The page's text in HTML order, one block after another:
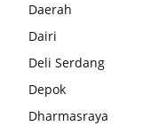
Daerah
Dairi
Deli Serdang
Depok
Dharmasraya